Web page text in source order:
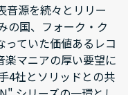
音源を続々とリリー
の国、フォーク・ク
っていた価値あるレコ
マニアの厚い要望に
4社とソリッドとの共